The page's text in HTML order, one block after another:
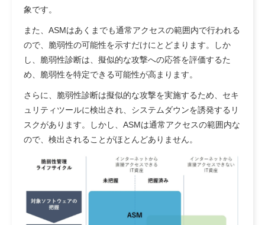
象です。
また、ASMはあくまでも通常アクセスの範囲内で行われる
ので、脆弱性の可能性を示すだけにとどまります。しか
し、脆弱性診断は、擬似的な攻撃への応答を評価するた
め、脆弱性を特定できる可能性が高まります。
さらに、脆弱性診断は擬似的な攻撃を実施するため、セキ
ュリティツールに検出され、システムダウンを誘発するリ
スクがあります。しかし、ASMは通常アクセスの範囲内な
ので、検出されることがほとんどありません。